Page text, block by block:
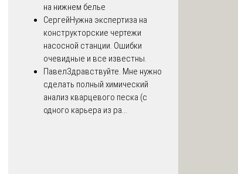
на нижнем белье
СергейНужна экспертиза на
конструкторские чертежи
насосной станции. Ошибки
очевидные и все известны.
ПавелЗдравствуйте. Мне нужно
сделать полный химический
анализ кварцевого песка (с
одного карьера из ра...